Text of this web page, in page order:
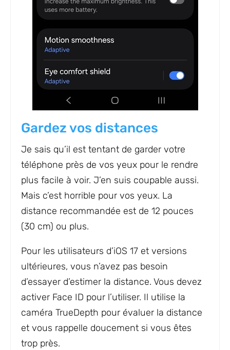
Gardez vos distances
Je sais qu’il est tentant de garder votre
téléphone près de vos yeux pour le rendre
plus facile à voir. J’en suis coupable aussi.
Mais c’est horrible pour vos yeux. La
distance recommandée est de 12 pouces
(30 cm) ou plus.
Pour les utilisateurs d’iOS 17 et versions
ultérieures, vous n’avez pas besoin
d’essayer d’estimer la distance. Vous devez
activer Face ID pour l’utiliser. Il utilise la
caméra TrueDepth pour évaluer la distance
et vous rappelle doucement si vous êtes
trop près.